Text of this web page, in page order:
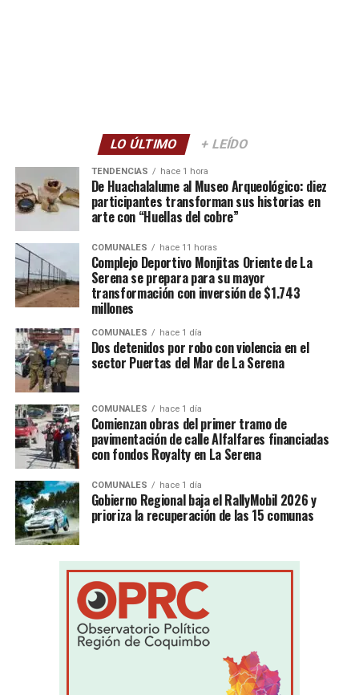
LO ÚLTIMO + LEÍDO
TENDENCIAS hace 1 hora
De Huachalalume al Museo Arqueológico: diez
participantes transforman sus historias en
arte con “Huellas del cobre”
COMUNALES hace 11 horas
Complejo Deportivo Monjitas Oriente de La
Serena se prepara para su mayor
transformación con inversión de $1.743
millones
COMUNALES hace 1 día
Dos detenidos por robo con violencia en el
sector Puertas del Mar de La Serena
COMUNALES hace 1 día
Comienzan obras del primer tramo de
pavimentación de calle Alfalfares financiadas
con fondos Royalty en La Serena
COMUNALES hace 1 día
Gobierno Regional baja el RallyMobil 2026 y
prioriza la recuperación de las 15 comunas